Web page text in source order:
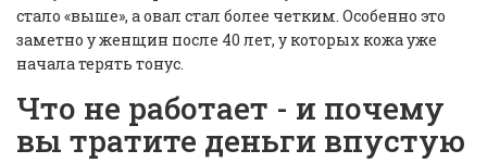
стало «выше», а овал стал более четким. Особенно это
заметно у женщин после 40 лет, у которых кожа уже
начала терять тонус.
Что не работает - и почему
вы тратите деньги впустую